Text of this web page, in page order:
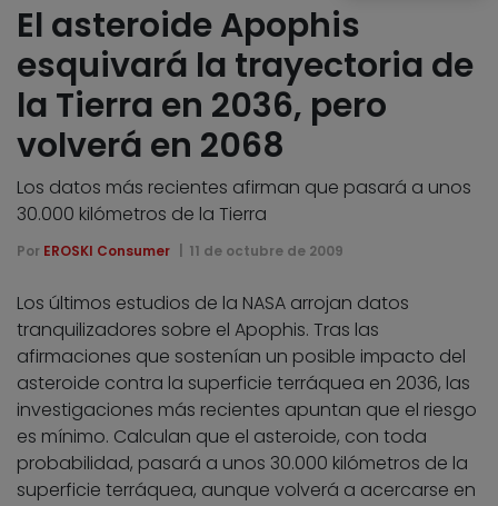
El asteroide Apophis
esquivará la trayectoria de
la Tierra en 2036, pero
volverá en 2068
Los datos más recientes afirman que pasará a unos
30.000 kilómetros de la Tierra
Por EROSKI Consumer 11 de octubre de 2009
Los últimos estudios de la NASA arrojan datos
tranquilizadores sobre el Apophis. Tras las
afirmaciones que sostenían un posible impacto del
asteroide contra la superficie terráquea en 2036, las
investigaciones más recientes apuntan que el riesgo
es mínimo. Calculan que el asteroide, con toda
probabilidad, pasará a unos 30.000 kilómetros de la
superficie terráquea, aunque volverá a acercarse en